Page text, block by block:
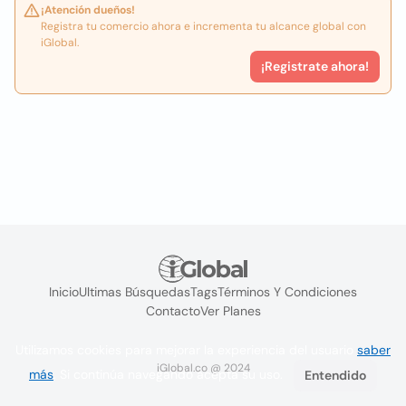
¡Atención dueños!
Registra tu comercio ahora e incrementa tu alcance global con
iGlobal.
¡Registrate ahora!
InicioUltimas BúsquedasTagsTérminos Y Condiciones
ContactoVer Planes
iGlobal.co @ 2024
saber
más . Si continúa navegando acepta su uso. Entendido